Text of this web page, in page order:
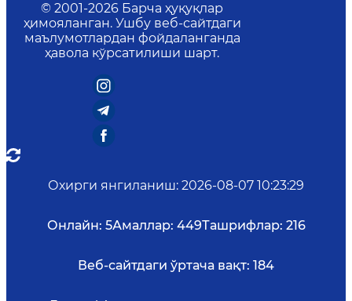
© 2001-2026 Барча ҳуқуқлар
ҳимояланган. Ушбу веб-сайтдаги
маълумотлардан фойдаланганда
ҳавола кўрсатилиши шарт.
Охирги янгиланиш: 2026-08-07 10:23:29
Онлайн: 5Амаллар: 449Ташрифлар: 216
Веб-сайтдаги ўртача вақт: 184